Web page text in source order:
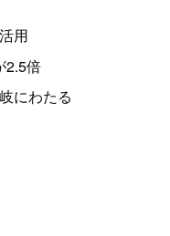
用
2.5倍
にわたる